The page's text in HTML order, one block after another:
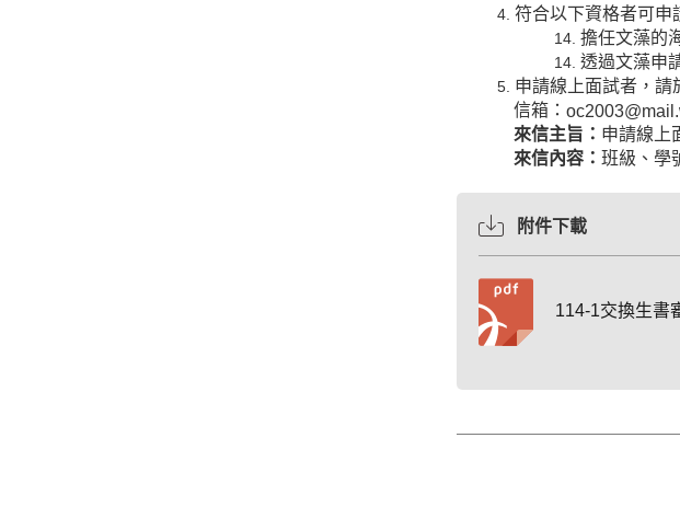
符合以下資格者可申
擔任文藻的
透過文藻申
申請線上面試者，請
信箱：
來信主旨： 申請線上
來信內容： 班級、學
附件下載
114-1交換生書